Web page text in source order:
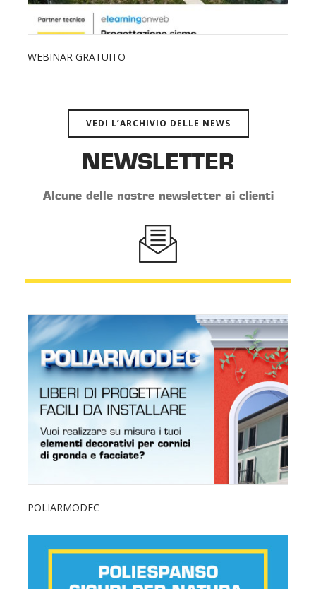
WEBINAR GRATUITO
VEDI L’ARCHIVIO DELLE NEWS
NEWSLETTER
Alcune delle nostre newsletter ai clienti
POLIARMODEC